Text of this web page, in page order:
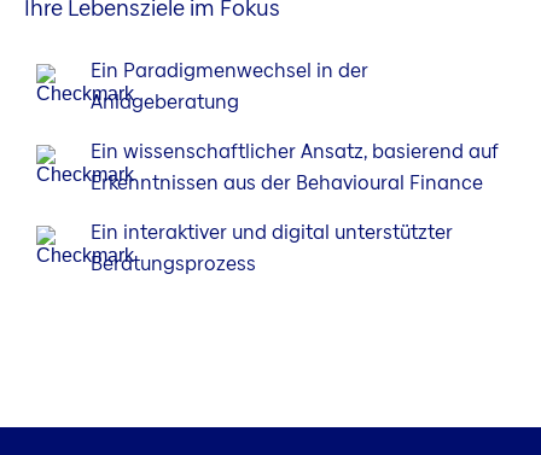
Ihre Lebensziele im Fokus
Ein Paradigmenwechsel in der
Anlageberatung
Ein wissenschaftlicher Ansatz, basierend auf
Erkenntnissen aus der Behavioural Finance
Ein interaktiver und digital unterstützter
Beratungsprozess